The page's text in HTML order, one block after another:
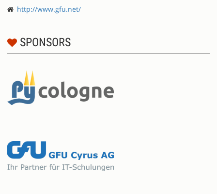
http://www.gfu.net/
SPONSORS